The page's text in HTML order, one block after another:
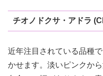
チオノドクサ・アドラ
近年注目されている品種
かせます。淡いピンクか